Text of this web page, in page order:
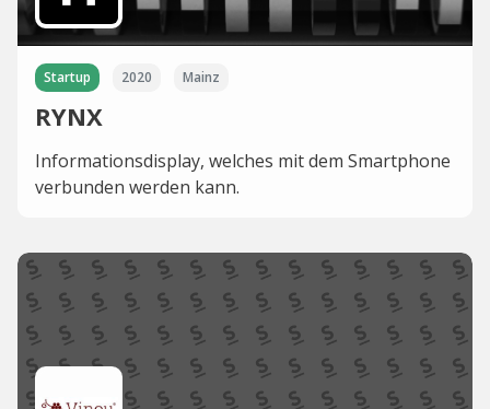
Startup 2020 Mainz
RYNX
Informationsdisplay, welches mit dem Smartphone
verbunden werden kann.